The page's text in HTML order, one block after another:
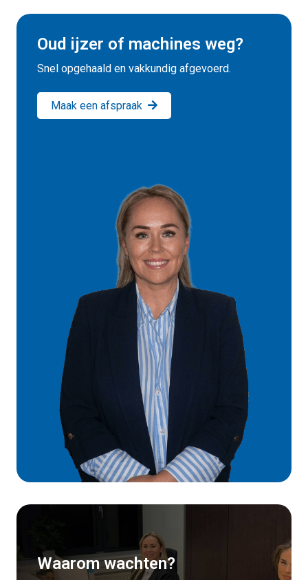
Oud ijzer of machines weg?
Snel opgehaald en vakkundig afgevoerd.
Maak een afspraak
Waarom wachten?